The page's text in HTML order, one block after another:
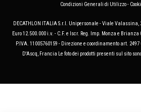
Condizioni Generali di Utilizzo-
DECATHLON ITALIA S.r.l. Unipersonale - Viale Valassina,
Euro 12.500.000 i.v. - C.F. e Iscr. Reg. Imp. Monza e Brianza
P.IVA. 11005760159 - Direzione e coordinamento art. 2497
D'Ascq, Francia Le foto dei prodotti presenti sul sito